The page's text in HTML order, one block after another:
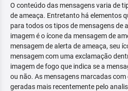
O conteúdo das mensagens varia de
de ameaça. Entretanto há elementos
para todos os tipos de mensagens de
imagem é o ícone da mensagem de
mensagem de alerta de ameaça, seu
mensagem com uma exclamação
imagem de fogo que indica se a
ou não. As mensagens marcadas com
geradas mais recentemente pelo